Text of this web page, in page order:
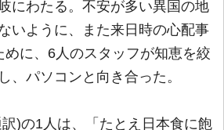
にわたる。不安が多い異国の地
いように、また来日時の心配事
めに、6人のスタッフが知恵を絞
、パソコンと向き合った。
)の1人は、「たとえ日本食に飽